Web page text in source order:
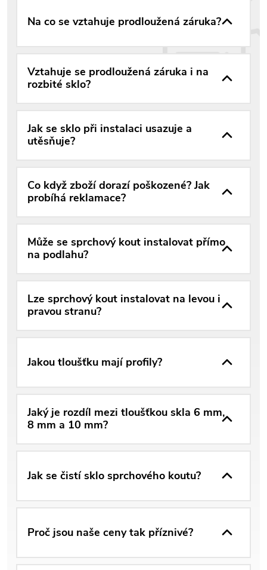
Na co se vztahuje prodloužená záruka?
Vztahuje se prodloužená záruka i na
rozbité sklo?
Jak se sklo při instalaci usazuje a
utěsňuje?
Co když zboží dorazí poškozené? Jak
probíhá reklamace?
Může se sprchový kout instalovat přímo
na podlahu?
Lze sprchový kout instalovat na levou i
pravou stranu?
Jakou tloušťku mají profily?
Jaký je rozdíl mezi tloušťkou skla 6 mm,
8 mm a 10 mm?
Jak se čistí sklo sprchového koutu?
Proč jsou naše ceny tak příznivé?